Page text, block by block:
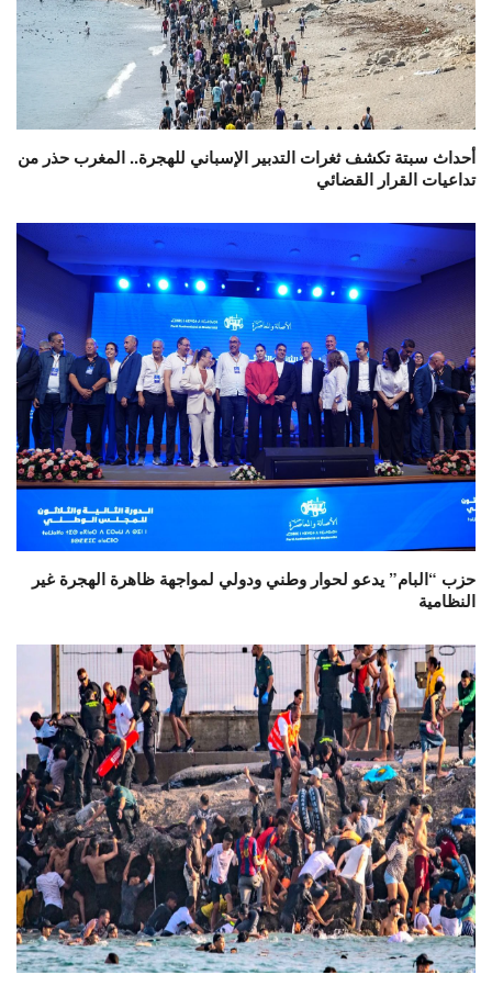
أحداث سبتة تكشف ثغرات التدبير الإسباني للهجرة.. المغرب حذر من
تداعيات القرار القضائي
حزب “البام” يدعو لحوار وطني ودولي لمواجهة ظاهرة الهجرة غير
النظامية